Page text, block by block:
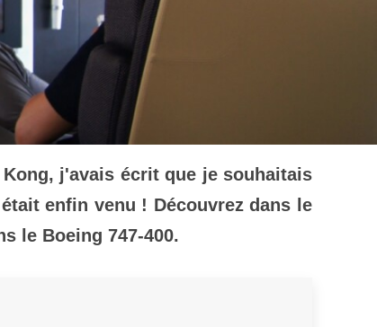
j'avais écrit que je souhaitais
enfin venu ! Découvrez dans le
le Boeing 747-400.